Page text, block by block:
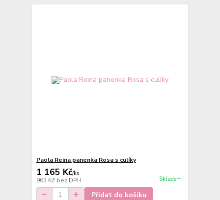
Paola Reina panenka Rosa s culíky
1 165 Kč/ks
963 Kč bez DPH Skladem
Přidat do košíku